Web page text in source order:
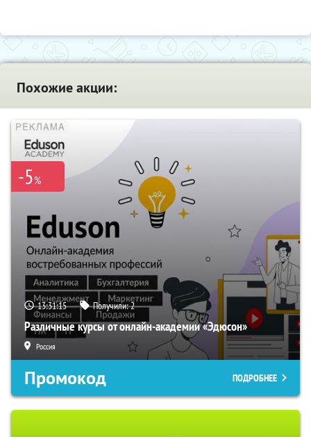
Похожие акции:
-5%
13:31:14 Получили:2
Различные курсы от онлайн-академии «Эдюсон»
Россия
Промокод ПОДРОБНЕЕ